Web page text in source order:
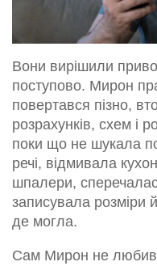
Вони вирішили
поступово. Мирон
повертався пізно,
розрахунків, схем і
поки що не шукала
речі, відмивала
шпалери,
записувала розміри
де могла.
Сам Мирон не любив